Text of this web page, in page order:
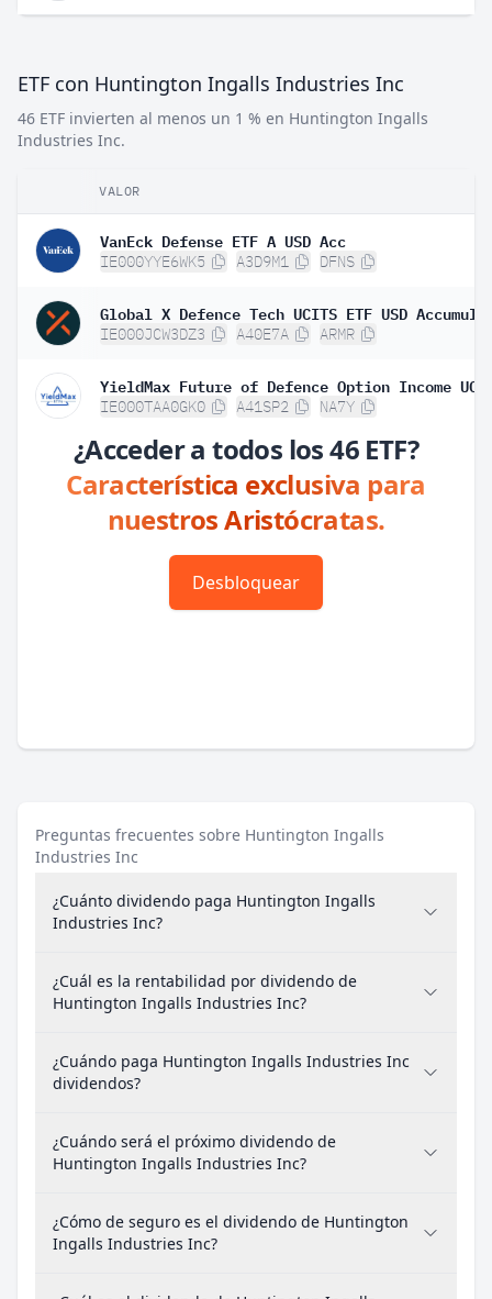
ETF con Huntington Ingalls Industries Inc
46 ETF invierten al menos un 1 % en Huntington Ingalls
Industries Inc.
VALOR
VanEck Defense ETF A USD Acc
IE000YYE6WK5 A3D9M1 DFNS
Global X Defence Tech UCITS ETF USD
IE000JCW3DZ3 A40E7A ARMR
IE000TAA0GK0 A41SP2 NA7Y
¿Acceder a todos los 46 ETF?
Característica exclusiva para
nuestros Aristócratas.
Desbloquear
Preguntas frecuentes sobre Huntington Ingalls
Industries Inc
¿Cuánto dividendo paga Huntington Ingalls
Industries Inc?
¿Cuál es la rentabilidad por dividendo de
Huntington Ingalls Industries Inc?
¿Cuándo paga Huntington Ingalls Industries Inc
dividendos?
¿Cuándo será el próximo dividendo de
Huntington Ingalls Industries Inc?
¿Cómo de seguro es el dividendo de Huntington
Ingalls Industries Inc?